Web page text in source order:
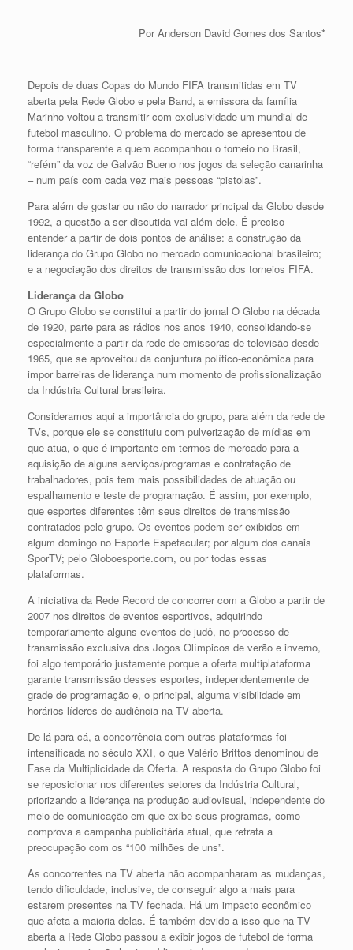
Por Anderson David Gomes dos Santos*
Depois de duas Copas do Mundo FIFA transmitidas em TV
aberta pela Rede Globo e pela Band, a emissora da família
Marinho voltou a transmitir com exclusividade um mundial de
futebol masculino. O problema do mercado se apresentou de
forma transparente a quem acompanhou o torneio no Brasil,
“refém” da voz de Galvão Bueno nos jogos da seleção canarinha
– num país com cada vez mais pessoas “pistolas”.
Para além de gostar ou não do narrador principal da Globo desde
1992, a questão a ser discutida vai além dele. É preciso
entender a partir de dois pontos de análise: a construção da
liderança do Grupo Globo no mercado comunicacional brasileiro;
e a negociação dos direitos de transmissão dos torneios FIFA.
Liderança da Globo
O Grupo Globo se constitui a partir do jornal O Globo na década
de 1920, parte para as rádios nos anos 1940, consolidando-se
especialmente a partir da rede de emissoras de televisão desde
1965, que se aproveitou da conjuntura político-econômica para
impor barreiras de liderança num momento de profissionalização
da Indústria Cultural brasileira.
Consideramos aqui a importância do grupo, para além da rede de
TVs, porque ele se constituiu com pulverização de mídias em
que atua, o que é importante em termos de mercado para a
aquisição de alguns serviços/programas e contratação de
trabalhadores, pois tem mais possibilidades de atuação ou
espalhamento e teste de programação. É assim, por exemplo,
que esportes diferentes têm seus direitos de transmissão
contratados pelo grupo. Os eventos podem ser exibidos em
algum domingo no Esporte Espetacular; por algum dos canais
SporTV; pelo Globoesporte.com, ou por todas essas
plataformas.
A iniciativa da Rede Record de concorrer com a Globo a partir de
2007 nos direitos de eventos esportivos, adquirindo
temporariamente alguns eventos de judô, no processo de
transmissão exclusiva dos Jogos Olímpicos de verão e inverno,
foi algo temporário justamente porque a oferta multiplataforma
garante transmissão desses esportes, independentemente de
grade de programação e, o principal, alguma visibilidade em
horários líderes de audiência na TV aberta.
De lá para cá, a concorrência com outras plataformas foi
intensificada no século XXI, o que Valério Brittos denominou de
Fase da Multiplicidade da Oferta. A resposta do Grupo Globo foi
se reposicionar nos diferentes setores da Indústria Cultural,
priorizando a liderança na produção audiovisual, independente do
meio de comunicação em que exibe seus programas, como
comprova a campanha publicitária atual, que retrata a
preocupação com os “100 milhões de uns”.
As concorrentes na TV aberta não acompanharam as mudanças,
tendo dificuldade, inclusive, de conseguir algo a mais para
estarem presentes na TV fechada. Há um impacto econômico
que afeta a maioria delas. É também devido a isso que na TV
aberta a Rede Globo passou a exibir jogos de futebol de forma